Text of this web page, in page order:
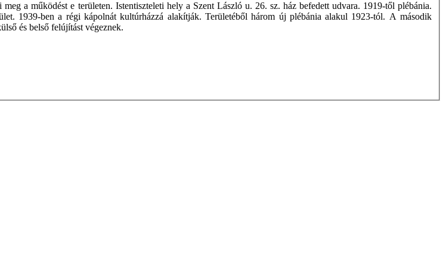
a működést e területen. Istentiszteleti hely a Szent László u. 26. sz. ház befedett udvara. 1919-től plébánia.
1939-ben a régi kápolnát kultúrházzá alakítják. Területéből három új plébánia alakul 1923-tól. A második
és belső felújítást végeznek.